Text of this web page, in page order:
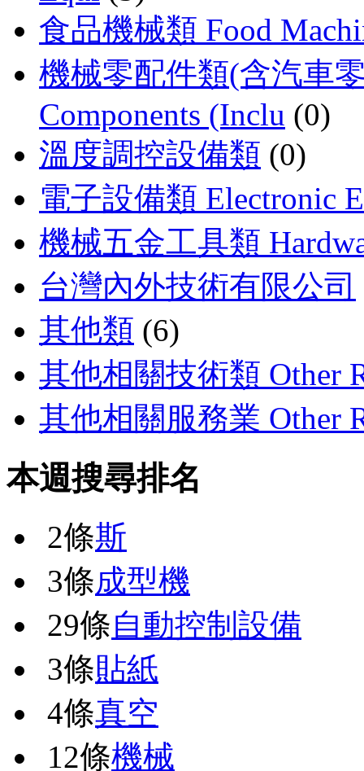
食品機械類 Food
機械零配件類(含汽車
Components (Inclu (0)
溫度調控設備類 (0)
電子設備類 Electronic
機械五金工具類
台灣內外技術有限公司
其他類 (6)
其他相關技術類 Other
其他相關服務業 Other
本週搜尋排名
2條斯
3條成型機
29條自動控制設備
3條貼紙
4條真空
12條機械